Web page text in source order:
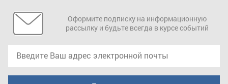
Оформите подписку на информационную
рассылку и будьте всегда в курсе событий